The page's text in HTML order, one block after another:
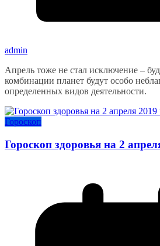
admin
Апрель тоже не стал исключение –
комбинации планет будут особо
определенных видов деятельности.
Гороскоп
Гороскоп здоровья на 2